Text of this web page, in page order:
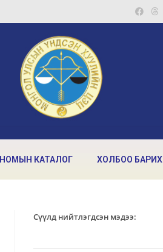
НОМЫН КАТАЛОГ ХОЛБОО БАРИХ
Сүүлд нийтлэгдсэн мэдээ: